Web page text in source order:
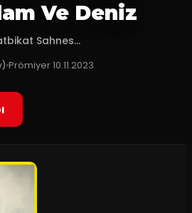
Ve Deniz
Sahnes...
Prömiyer10.11.2023